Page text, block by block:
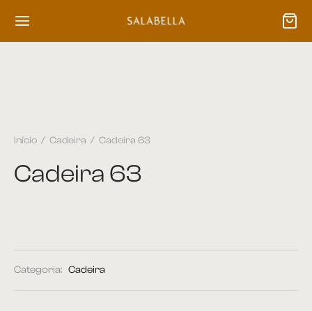
Início / Cadeira / Cadeira 63
Cadeira 63
Categoria: Cadeira